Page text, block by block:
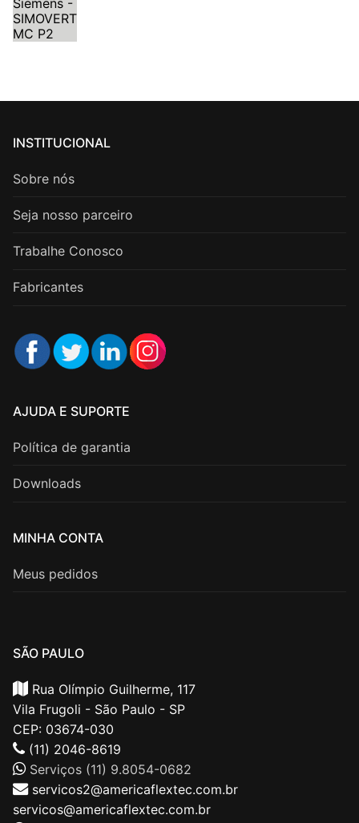
INSTITUCIONAL
Sobre nós
Seja nosso parceiro
Trabalhe Conosco
Fabricantes
AJUDA E SUPORTE
Política de garantia
Downloads
MINHA CONTA
Meus pedidos
SÃO PAULO
Rua Olímpio Guilherme, 117
Vila Frugoli - São Paulo - SP
CEP: 03674-030
(11) 2046-8619
Serviços (11) 9.8054-0682
servicos2@americaflextec.com.br
servicos@americaflextec.com.br